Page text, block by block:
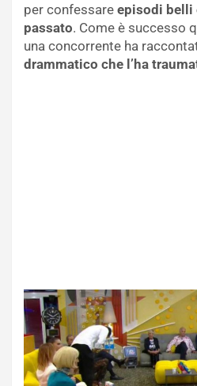
per confessare episodi belli
passato. Come è successo
una concorrente ha
drammatico che l’ha